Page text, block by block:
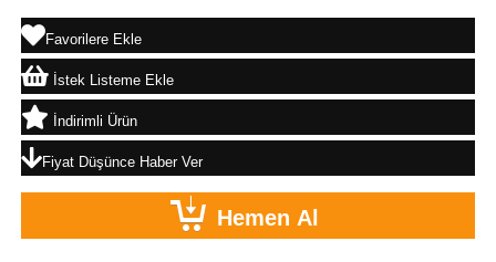
Favorilere Ekle
İstek Listeme Ekle
İndirimli Ürün
Fiyat Düşünce Haber Ver